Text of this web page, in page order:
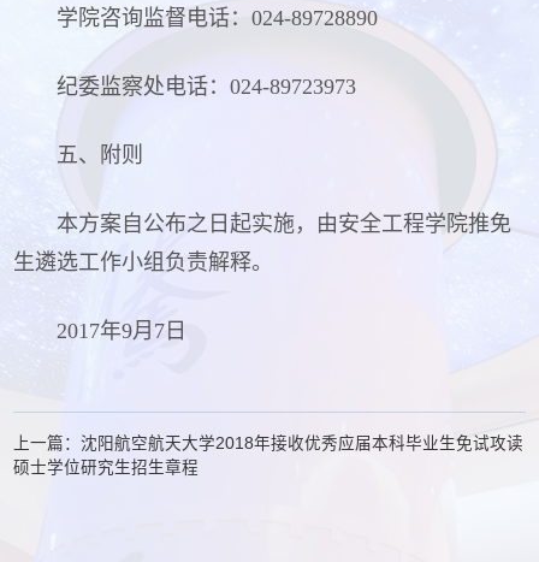
学院咨询监督电话：024-89728890
纪委监察处电话：024-89723973
五、附则
本方案自公布之日起实施，由安全工程学院推免
生遴选工作小组负责解释。
2017年9月7日
上一篇：沈阳航空航天大学2018年接收优秀应届本科毕业生免试攻读
硕士学位研究生招生章程